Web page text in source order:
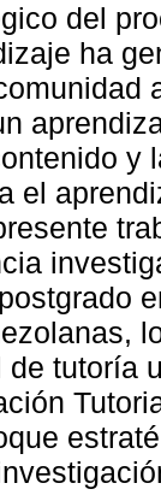
del
ha
y
el
tutoría